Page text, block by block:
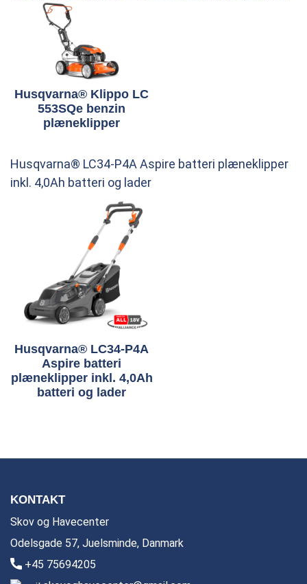
Husqvarna® Klippo LC
553SQe benzin
plæneklipper
Husqvarna® LC34-P4A Aspire batteri plæneklipper
inkl. 4,0Ah batteri og lader
Husqvarna® LC34-P4A
Aspire batteri
plæneklipper inkl. 4,0Ah
batteri og lader
KONTAKT
Skov og Havecenter
Odelsgade 57, Juelsminde, Danmark
+45 75694205